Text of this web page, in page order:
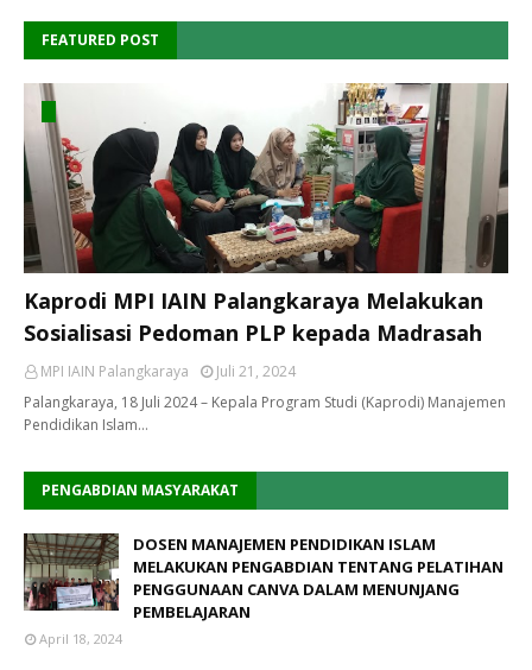
FEATURED POST
Kaprodi MPI IAIN Palangkaraya Melakukan
Sosialisasi Pedoman PLP kepada Madrasah
MPI IAIN Palangkaraya
Juli 21, 2024
Palangkaraya, 18 Juli 2024 – Kepala Program Studi (Kaprodi) Manajemen
Pendidikan Islam…
PENGABDIAN MASYARAKAT
DOSEN MANAJEMEN PENDIDIKAN ISLAM
MELAKUKAN PENGABDIAN TENTANG PELATIHAN
PENGGUNAAN CANVA DALAM MENUNJANG
PEMBELAJARAN
April 18, 2024